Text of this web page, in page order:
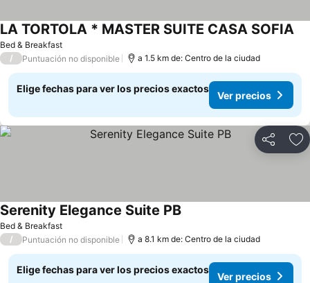
Bed & Breakfast
LA TORTOLA * MASTER SUITE CASA SOFIA
/ Puntuación no disponible a 1.5 km de: Centro de la ciudad
Elige fechas para ver los precios exactos
Ver precios
Compartir
Bed & Breakfast
Serenity Elegance Suite PB
/ Puntuación no disponible a 8.1 km de: Centro de la ciudad
Elige fechas para ver los precios exactos
Ver precios